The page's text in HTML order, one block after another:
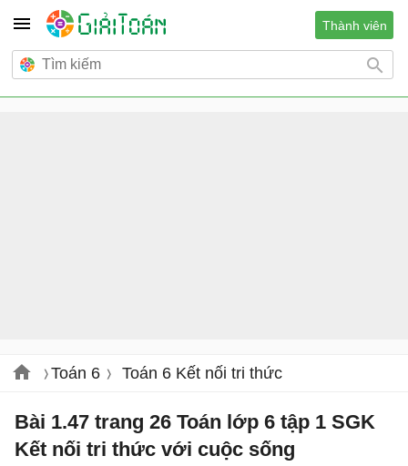
Thành viên
Toán 6 Toán 6 Kết nối tri thức
Bài 1.47 trang 26 Toán lớp 6 tập 1 SGK
Kết nối tri thức với cuộc sống